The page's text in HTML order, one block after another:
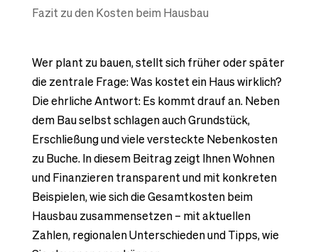
Fazit zu den Kosten beim Hausbau
Wer plant zu bauen, stellt sich früher oder später
die zentrale Frage: Was kostet ein Haus wirklich?
Die ehrliche Antwort: Es kommt drauf an. Neben
dem Bau selbst schlagen auch Grundstück,
Erschließung und viele versteckte Nebenkosten
zu Buche. In diesem Beitrag zeigt Ihnen Wohnen
und Finanzieren transparent und mit konkreten
Beispielen, wie sich die Gesamtkosten beim
Hausbau zusammensetzen – mit aktuellen
Zahlen, regionalen Unterschieden und Tipps, wie